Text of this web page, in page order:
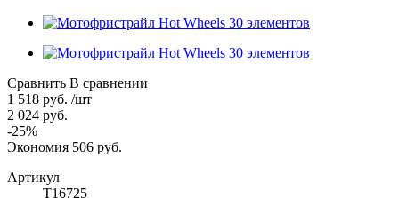
Сравнить В сравнении
1 518 руб. /шт
2 024 руб.
-25%
Экономия 506 руб.
Артикул
Т16725